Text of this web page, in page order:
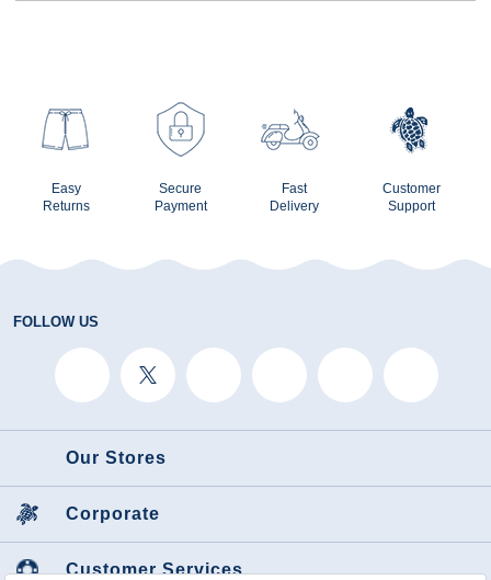
Easy
Returns
Secure
Payment
Fast
Delivery
Customer
Support
FOLLOW US
Our Stores
Corporate
Customer Services